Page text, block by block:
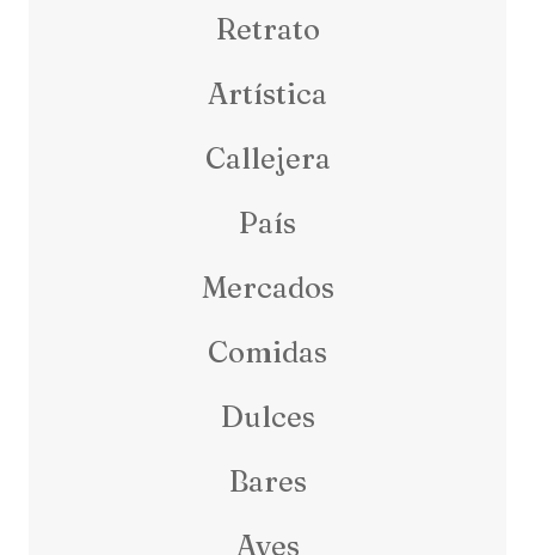
Retrato
Artística
Callejera
País
Mercados
Comidas
Dulces
Bares
Aves